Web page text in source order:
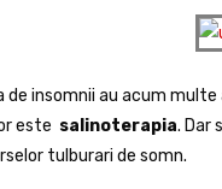
de insomnii au acum
este salinoterapia. Dar
tulburari de somn.